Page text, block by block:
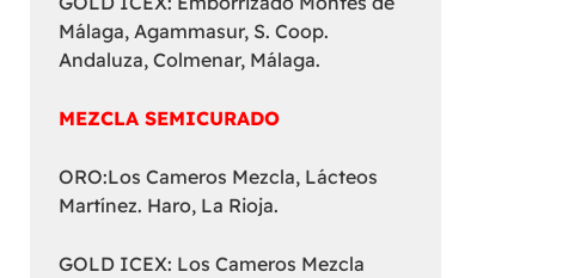
Málaga, Agammasur, S. Coop.
Andaluza, Colmenar, Málaga.
MEZCLA SEMICURADO
ORO:Los Cameros Mezcla, Lácteos
Martínez. Haro, La Rioja.
GOLD ICEX: Los Cameros Mezcla